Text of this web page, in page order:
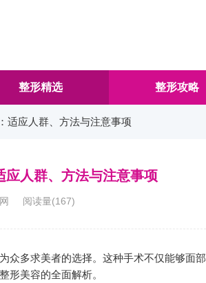
整形精选 整形攻略
适应人群、方法与注意事项
应人群、方法与注意事项
网 阅读量(167)
众多求美者的选择。这种手术不仅能够面部
形美容的全面解析。